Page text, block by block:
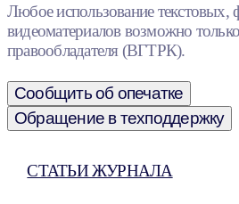
Любое использование текстовых,
видеоматериалов возможно
правообладателя (ВГТРК).
Сообщить об опечатке
Обращение в техподдержку
СТАТЬИ ЖУРНАЛА